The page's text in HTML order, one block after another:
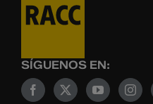
SÍGUENOS EN: